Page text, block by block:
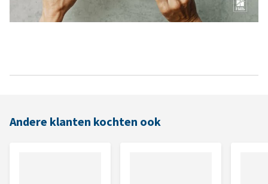
Andere klanten kochten ook